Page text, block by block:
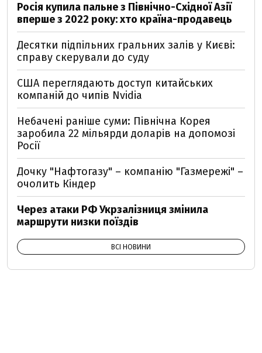
Росія купила пальне з Північно-Східної Азії
вперше з 2022 року: хто країна-продавець
Десятки підпільних гральних залів у Києві:
справу скерували до суду
США переглядають доступ китайських
компаній до чипів Nvidia
Небачені раніше суми: Північна Корея
заробила 22 мільярди доларів на допомозі
Росії
Дочку "Нафтогазу" – компанію "Газмережі" –
очолить Кіндер
Через атаки РФ Укрзалізниця змінила
маршрути низки поїздів
ВСІ НОВИНИ